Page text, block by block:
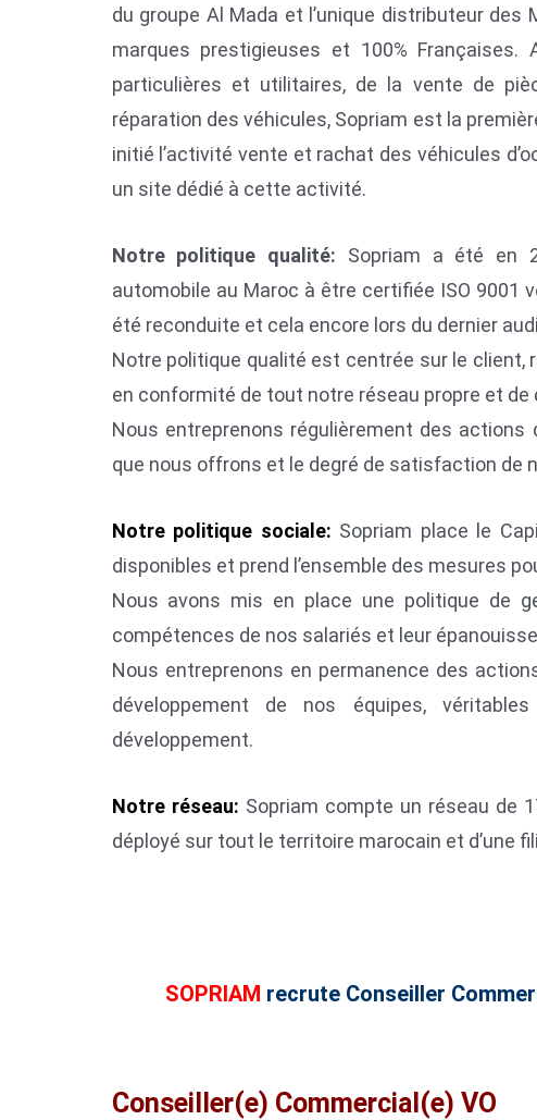
du groupe Al Mada et l’unique distributeur des
marques prestigieuses et 100%
particulières et utilitaires, de la vente de
réparation des véhicules, Sopriam est la
initié l’activité vente et rachat des véhicules
un site dédié à cette activité.
Notre politique qualité: Sopriam a été en
automobile au Maroc à être certifiée ISO 9001
été reconduite et cela encore lors du dernier
Notre politique qualité est centrée sur le client,
en conformité de tout notre réseau propre et
Nous entreprenons régulièrement des actions
que nous offrons et le degré de satisfaction de
Notre politique sociale: Sopriam place le
disponibles et prend l’ensemble des mesures
Nous avons mis en place une politique de
compétences de nos salariés et leur
Nous entreprenons en permanence des
développement de nos équipes,
développement.
Notre réseau: Sopriam compte un réseau de
déployé sur tout le territoire marocain et d’une
SOPRIAM recrute Conseiller
Conseiller(e) Commercial(e) VO